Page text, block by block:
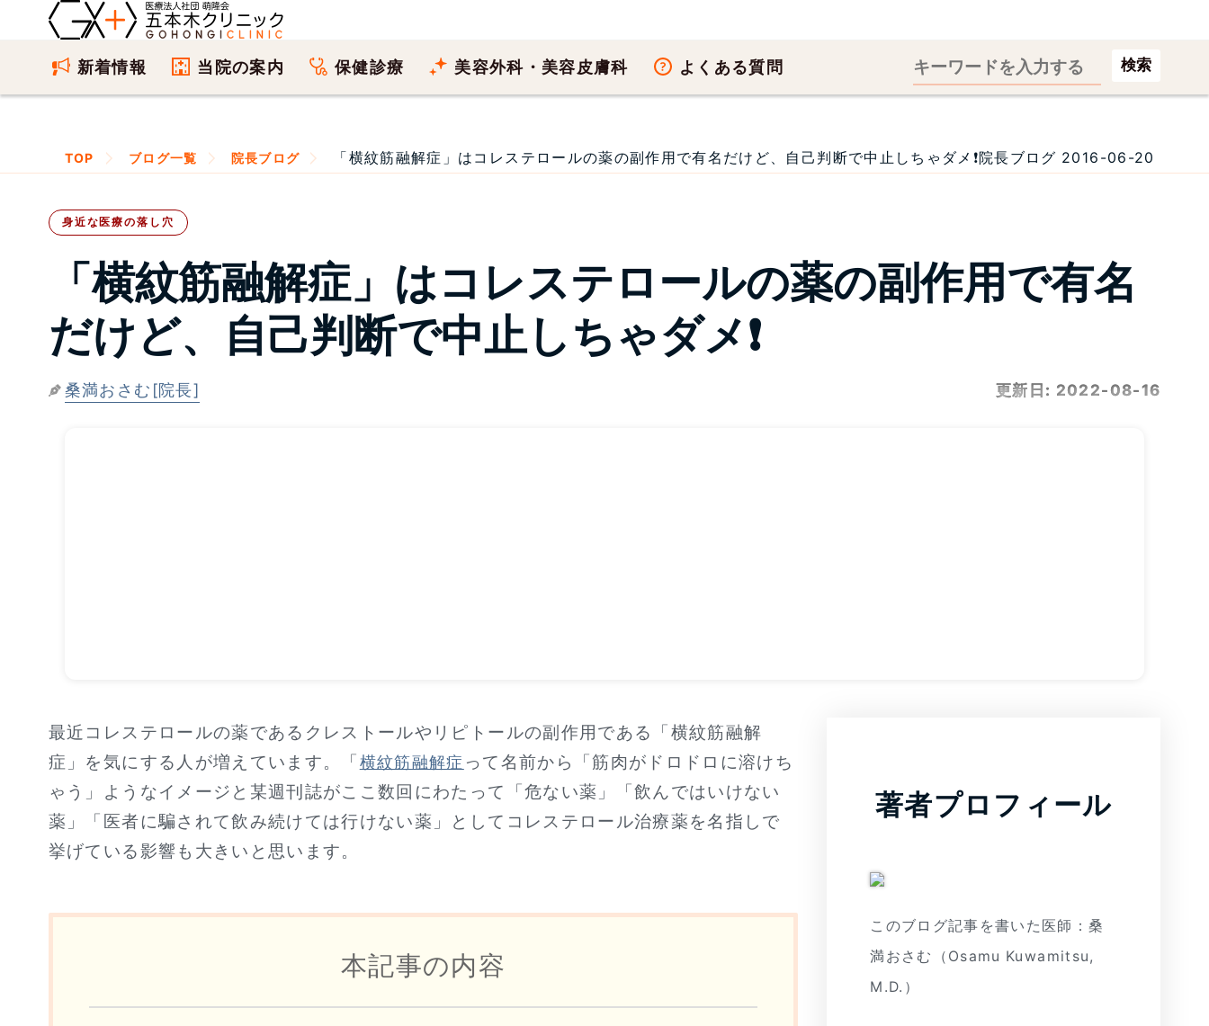
新着情報 当院の案内 保健診療 美容外科・美容皮膚科 よくある質問 検索
TOP ブログ一覧 院長ブログ 「横紋筋融解症」はコレステロールの薬の副作用で有名だけど、自己判断で中止しちゃダメ❗院長ブログ 2016-06-20
身近な医療の落し穴
「横紋筋融解症」はコレステロールの薬の副作用で有名
だけど、自己判断で中止しちゃダメ❗
桑満おさむ[院長] 更新日: 2022-08-16
最近コレステロールの薬であるクレストールやリピトールの副作用である「横紋筋融解
症」を気にする人が増えています。「横紋筋融解症 って名前から「筋肉がドロドロに溶けち
ゃう」ようなイメージと某週刊誌がここ数回にわたって「危ない薬」「飲んではいけない
薬」「医者に騙されて飲み続けては行けない薬」としてコレステロール治療薬を名指しで
挙げている影響も大きいと思います。
本記事の内容
著者プロフィール
このブログ記事を書いた医師：桑
満おさむ（Osamu Kuwamitsu,
M.D.）